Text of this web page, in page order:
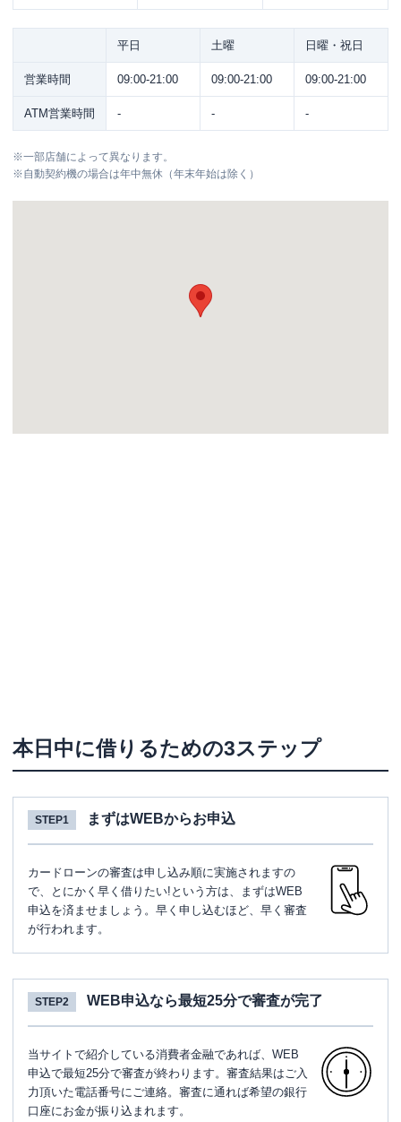
平日 土曜 日曜・祝日
営業時間 09:00-21:00 09:00-21:00 09:00-21:00
ATM営業時間 - - -
※一部店舗によって異なります。
※自動契約機の場合は年中無休（年末年始は除く）
本日中に借りるための3ステップ
STEP1 まずはWEBからお申込
カードローンの審査は申し込み順に実施されますの
で、とにかく早く借りたい!という方は、まずはWEB
申込を済ませましょう。早く申し込むほど、早く審査
が行われます。
STEP2 WEB申込なら最短25分で審査が完了
当サイトで紹介している消費者金融であれば、WEB
申込で最短25分で審査が終わります。審査結果はご入
力頂いた電話番号にご連絡。審査に通れば希望の銀行
口座にお金が振り込まれます。